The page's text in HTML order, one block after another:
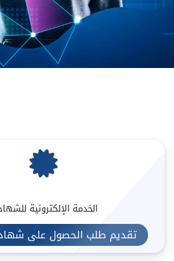
الخدمة الإلكترونية
تقديم طلب الحصول على